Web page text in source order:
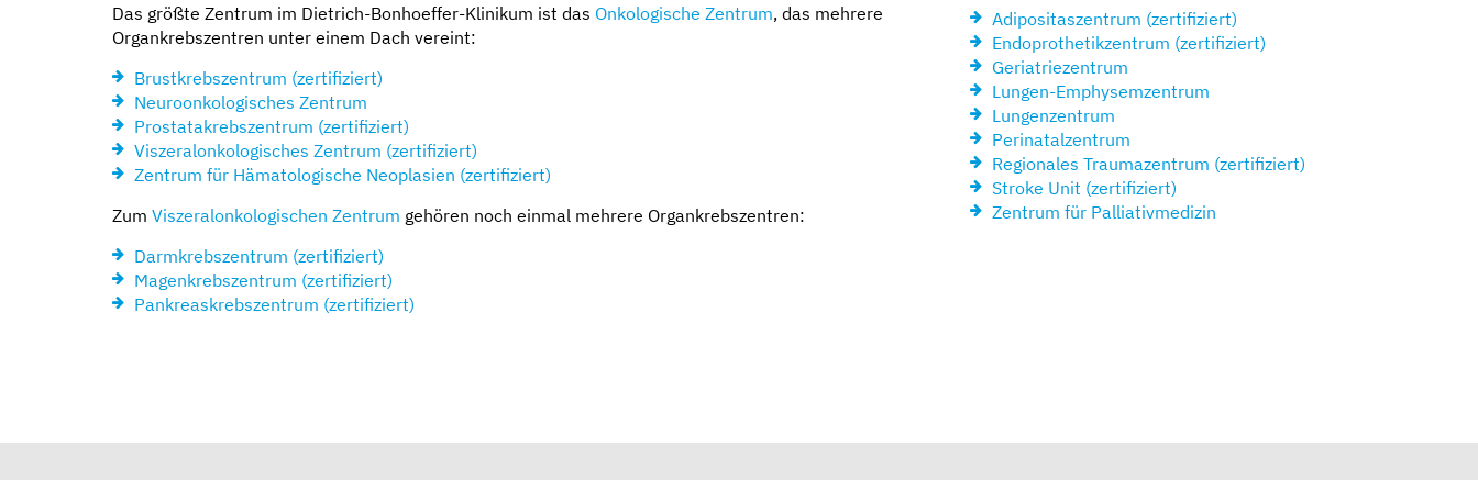
Das größte Zentrum im Dietrich-Bonhoeffer-Klinikum ist das Onkologische Zentrum, das mehrere
Organkrebszentren unter einem Dach vereint:
Brustkrebszentrum (zertifiziert)
Neuroonkologisches Zentrum
Prostatakrebszentrum (zertifiziert)
Viszeralonkologisches Zentrum (zertifiziert)
Zentrum für Hämatologische Neoplasien (zertifiziert)
Zum Viszeralonkologischen Zentrum gehören noch einmal mehrere Organkrebszentren:
Darmkrebszentrum (zertifiziert)
Magenkrebszentrum (zertifiziert)
Pankreaskrebszentrum (zertifiziert)
Adipositaszentrum (zertifiziert)
Endoprothetikzentrum (zertifiziert)
Geriatriezentrum
Lungen-Emphysemzentrum
Lungenzentrum
Perinatalzentrum
Regionales Traumazentrum (zertifiziert)
Stroke Unit (zertifiziert)
Zentrum für Palliativmedizin